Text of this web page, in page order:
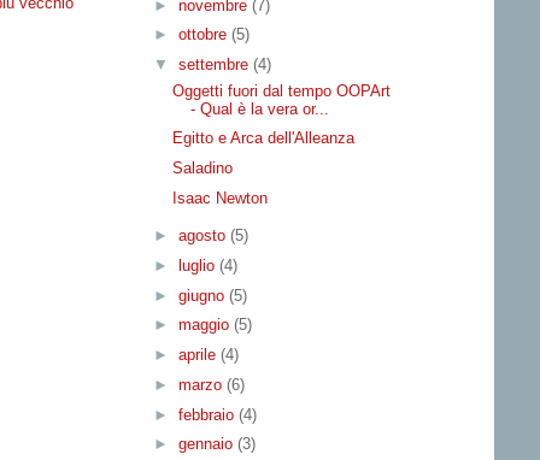
► novembre (7)
► ottobre (5)
▼ settembre (4)
Oggetti fuori dal tempo OOPArt
- Qual è la vera or...
Egitto e Arca dell'Alleanza
Saladino
Isaac Newton
► agosto (5)
►
luglio (4)
► giugno (5)
► maggio (5)
► aprile (4)
► marzo (6)
► febbraio (4)
► gennaio (3)